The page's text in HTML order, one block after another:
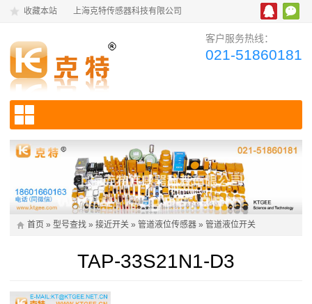
收藏本站 上海克特传感器科技有限公司
客户服务热线：
021-51860181
首页 » 型号查找 » 接近开关 » 管道液位传感器 » 管道液位开关
TAP-33S21N1-D3